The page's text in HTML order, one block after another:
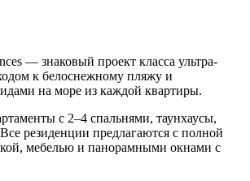
— знаковый проект класса ультра-
к белоснежному пляжу и
на море из каждой квартиры.
с 2–4 спальнями, таунхаусы,
резиденции предлагаются с полной
мебелью и панорамными окнами с